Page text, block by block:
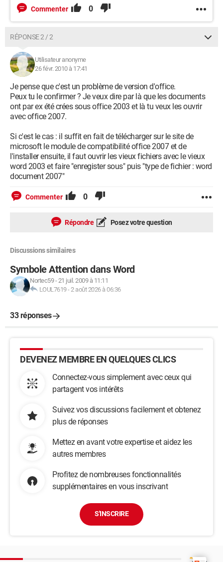
Commenter 0
RÉPONSE 2 / 2
Utilisateur anonyme
26 févr. 2010 à 17:41
Je pense que c'est un problème de version d'office.
Peux tu le confirmer ? Je veux dire par là que les documents
ont par ex été crées sous office 2003 et là tu veux les ouvrir
avec office 2007.
Si c'est le cas : il suffit en fait de télécharger sur le site de
microsoft le module de compatibilité office 2007 et de
l'installer ensuite, il faut ouvrir les vieux fichiers avec le vieux
word 2003 et faire "enregister sous" puis "type de fichier : word
document 2007"
Commenter 0
Répondre Posez votre question
Discussions similaires
Symbole Attention dans Word
Nortec59-21 juil. 2009 à 11:11
LOUL7619-2 août 2026 à 06:36
33 réponses
DEVENEZ MEMBRE EN QUELQUES CLICS
Connectez-vous simplement avec ceux qui
partagent vos intérêts
Suivez vos discussions facilement et obtenez
plus de réponses
Mettez en avant votre expertise et aidez les
autres membres
Profitez de nombreuses fonctionnalités
supplémentaires en vous inscrivant
S'INSCRIRE